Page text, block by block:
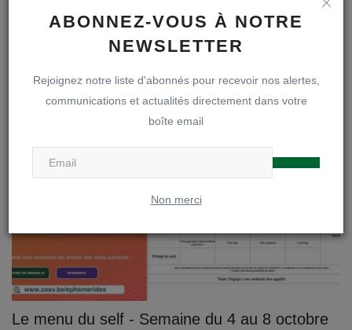
ABONNEZ-VOUS À NOTRE
NEWSLETTER
Rejoignez notre liste d'abonnés pour recevoir nos alertes,
communications et actualités directement dans votre
boîte email
Non merci
Une nuit au Collège
Le menu du self - Semaine du 4 au 8 octobre